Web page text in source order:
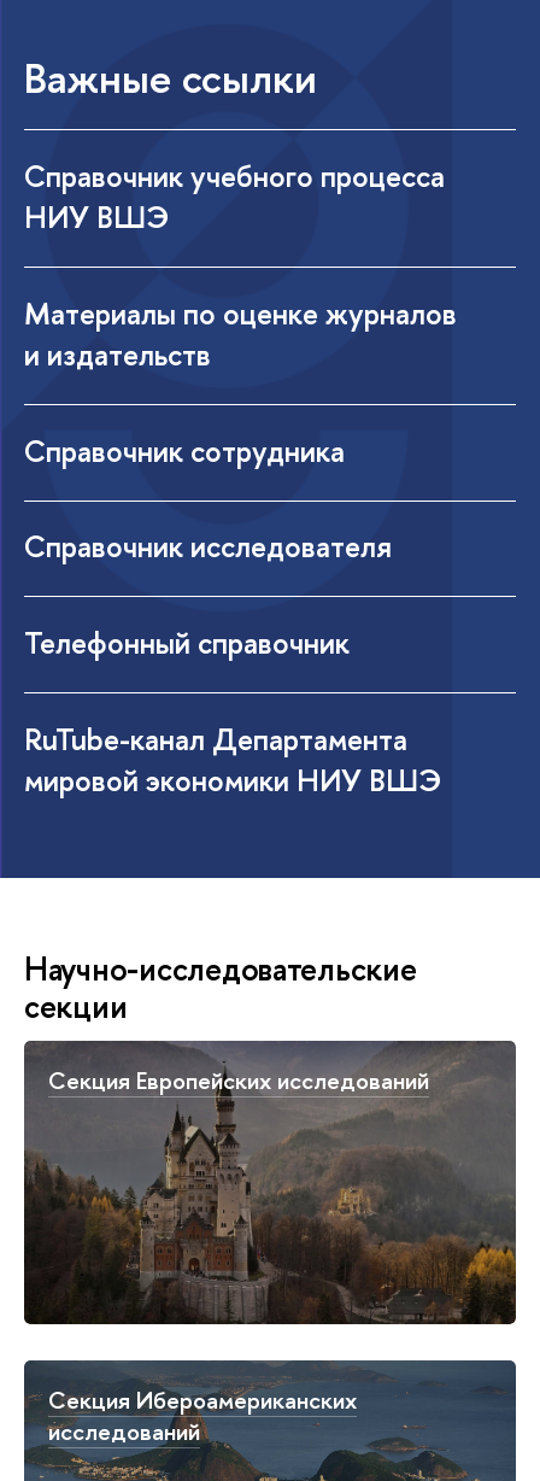
Важные ссылки
Справочник учебного процесса
НИУ ВШЭ
Материалы по оценке журналов
и издательств
Справочник сотрудника
Справочник исследователя
Телефонный справочник
RuTube-канал Департамента
мировой экономики НИУ ВШЭ
Научно-исследовательские
секции
Секция Европейских исследований
Секция Ибероамериканских
исследований